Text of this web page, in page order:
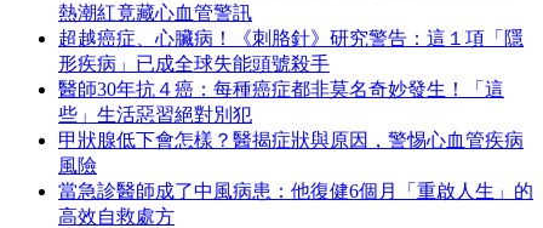
熱潮紅竟藏心血管警訊
超越癌症、心臟病！《刺胳針》研究警告：這１項「隱
形疾病」已成全球失能頭號殺手
醫師30年抗４癌：每種癌症都非莫名奇妙發生！「這
些」生活惡習絕對別犯
甲狀腺低下會怎樣？醫揭症狀與原因，警惕心血管疾病
風險
當急診醫師成了中風病患：他復健6個月「重啟人生」的
高效自救處方